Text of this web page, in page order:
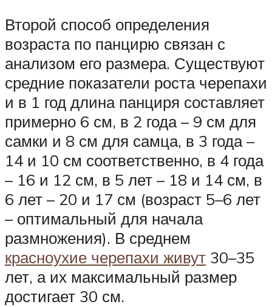
Второй способ определения
возраста по панцирю связан с
анализом его размера. Существуют
средние показатели роста черепахи
и в 1 год длина панциря составляет
примерно 6 см, в 2 года – 9 см для
самки и 8 см для самца, в 3 года –
14 и 10 см соответственно, в 4 года
– 16 и 12 см, в 5 лет – 18 и 14 см, в
6 лет – 20 и 17 см (возраст 5–6 лет
– оптимальный для начала
размножения). В среднем
красноухие черепахи живут 30–35
лет, а их максимальный размер
достигает 30 см.